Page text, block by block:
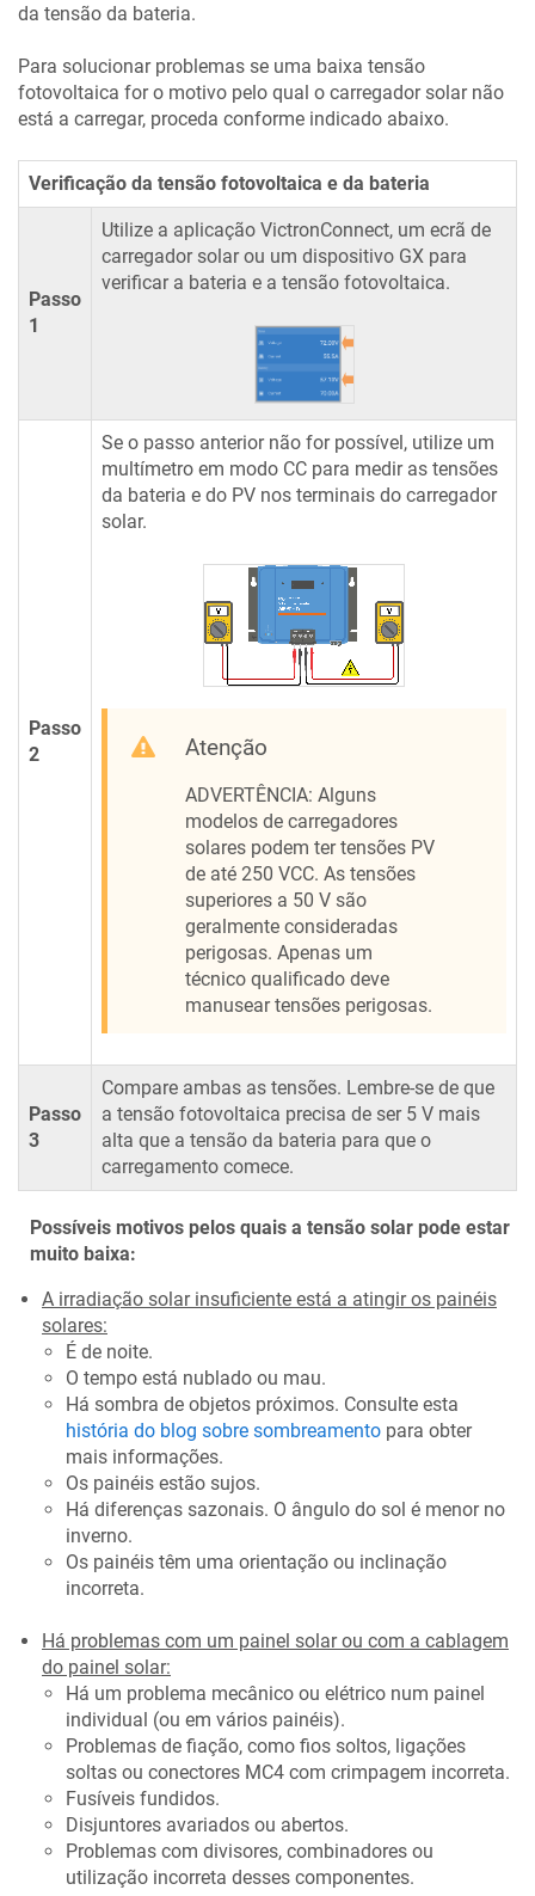
da tensão da bateria.
Para solucionar problemas se uma baixa tensão
fotovoltaica for o motivo pelo qual o carregador solar não
está a carregar, proceda conforme indicado abaixo.
Verificação da tensão fotovoltaica e da bateria
Passo
1
Utilize a aplicação VictronConnect, um ecrã de
carregador solar ou um dispositivo GX para
verificar a bateria e a tensão fotovoltaica.
Passo
2
Se o passo anterior não for possível, utilize um
multímetro em modo CC para medir as tensões
da bateria e do PV nos terminais do carregador
solar.
Atenção
ADVERTÊNCIA: Alguns
modelos de carregadores
solares podem ter tensões PV
de até 250 VCC. As tensões
superiores a 50 V são
geralmente consideradas
perigosas. Apenas um
técnico qualificado deve
manusear tensões perigosas.
Passo
3
Compare ambas as tensões. Lembre-se de que
a tensão fotovoltaica precisa de ser 5 V mais
alta que a tensão da bateria para que o
carregamento comece.
Possíveis motivos pelos quais a tensão solar pode estar
muito baixa:
A irradiação solar insuficiente está a atingir os painéis
solares:
É de noite.
O tempo está nublado ou mau.
Há sombra de objetos próximos. Consulte esta
história do blog sobre sombreamento para obter
mais informações.
Os painéis estão sujos.
Há diferenças sazonais. O ângulo do sol é menor no
inverno.
Os painéis têm uma orientação ou inclinação
incorreta.
Há problemas com um painel solar ou com a cablagem
do painel solar:
Há um problema mecânico ou elétrico num painel
individual (ou em vários painéis).
Problemas de fiação, como fios soltos, ligações
soltas ou conectores MC4 com crimpagem incorreta.
Fusíveis fundidos.
Disjuntores avariados ou abertos.
Problemas com divisores, combinadores ou
utilização incorreta desses componentes.